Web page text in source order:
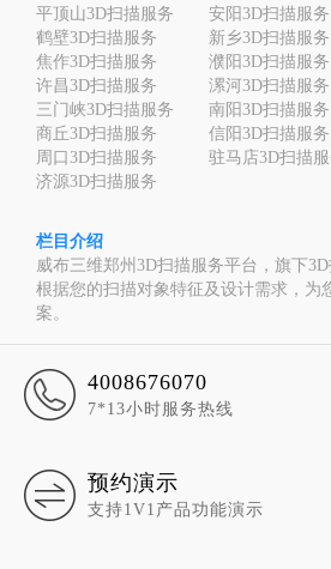
平顶山3D扫描服务
安阳3D扫描服务
鹤壁3D扫描服务
新乡3D扫描服务
焦作3D扫描服务
濮阳3D扫描服务
许昌3D扫描服务
漯河3D扫描服务
三门峡3D扫描服务
南阳3D扫描服务
商丘3D扫描服务
信阳3D扫描服务
周口3D扫描服务
驻马店3D扫描
济源3D扫描服务
栏目介绍
威布三维郑州3D扫描服务平台，旗下
根据您的扫描对象特征及设计需求，为
案。
4008676070
7*13小时服务热线
预约演示
支持1V1产品功能演示